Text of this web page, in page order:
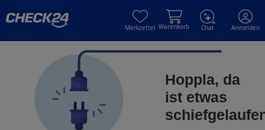
Merkzettel Warenkorb Chat Anmelden
Hoppla, da
ist etwas